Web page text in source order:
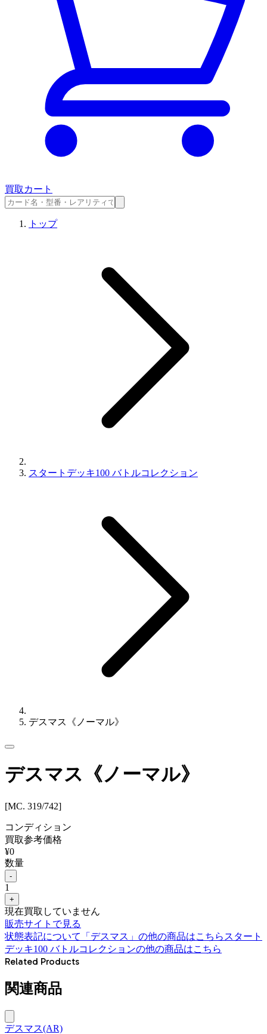
買取カート
トップ
スタートデッキ100 バトルコレクション
デスマス《ノーマル》
デスマス《ノーマル》
[MC. 319/742]
コンディション
買取参考価格
¥0
数量
-
1
+
現在買取していません
販売サイトで見る
状態表記について
「 デスマス 」の他の商品はこちら スタート
デッキ100 バトルコレクションの他の商品はこちら
Related Products
関連商品
デスマス(AR)